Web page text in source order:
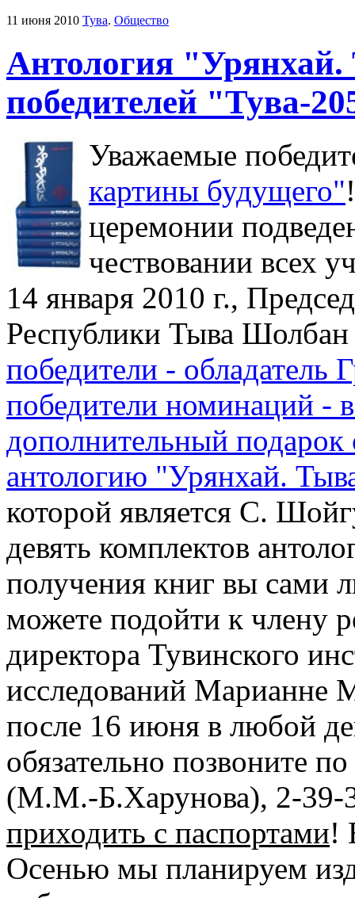
11 июня 2010 Тува. Общество
Антология
победителей "Тува-
Уважаемые
картины будущего"
церемонии
чествовании всех
14 января 2010 г.,
Республики Тыва
победители - обладатель
победители номинаций -
дополнительный подарок
антологию "Урянхай.
которой является С.
девять комплектов
получения книг вы сами
можете подойти к члену
директора Тувинского
исследований Марианне
после 16 июня в любой
обязательно позвоните
(М.М.-Б.Харунова), 2-
приходить с паспортами!
Осенью мы планируем